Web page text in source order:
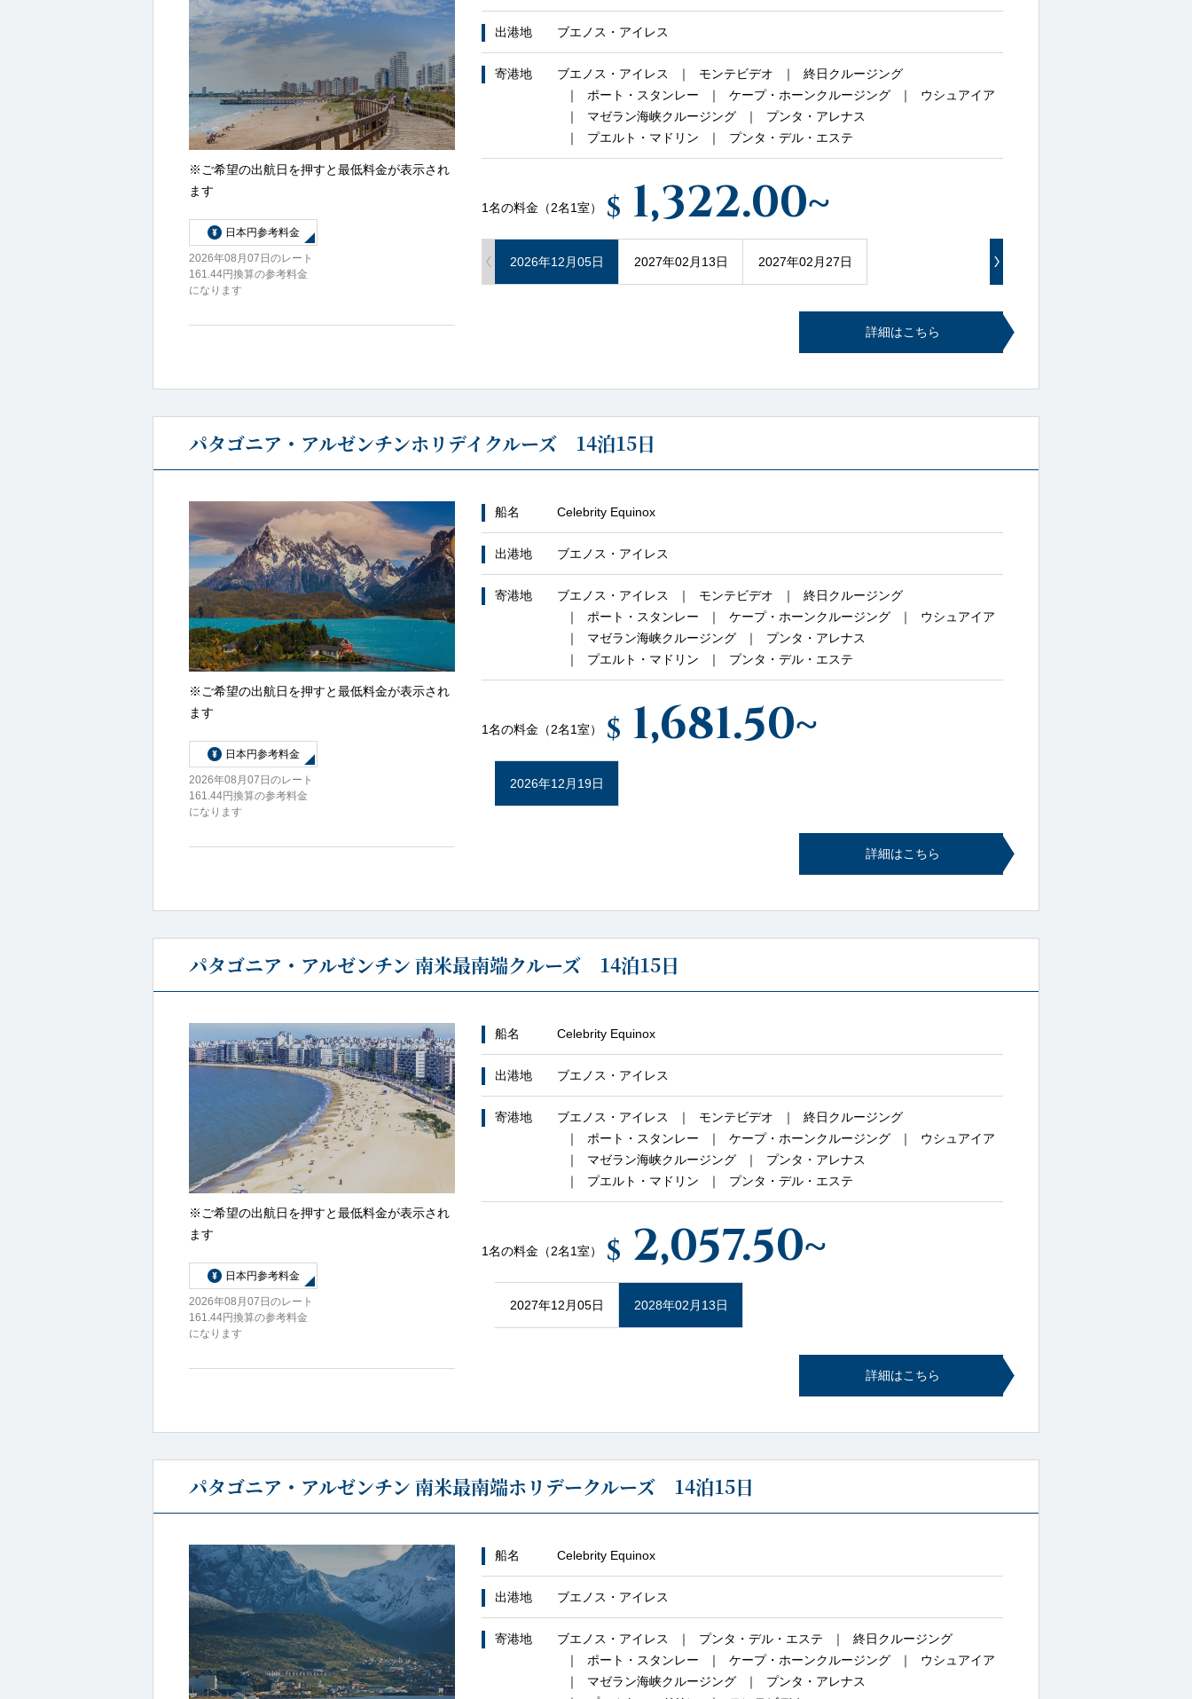
出港地 ブエノス・アイレス
寄港地 ブエノス・アイレス モンテビデオ
終日クルージング
ポート・スタンレー
ケープ・ホーンクルージング
ウシュアイア
マゼラン海峡クルージング
プンタ・アレナス
プエルト・マドリン
プンタ・デル・エステ
1名の料金（2名1室） $ 1,322.00~
2026年12月05日 2027年02月13日 2027年02月27日
詳細はこちら
※ご希望の出航日を押すと最低料金が表示され
ます
日本円参考料金
2026年08月07日のレート
161.44円換算の参考料金
になります
パタゴニア・アルゼンチンホリデイクルーズ 14泊15日
船名 Celebrity Equinox
出港地 ブエノス・アイレス
寄港地 ブエノス・アイレス モンテビデオ
終日クルージング
ポート・スタンレー
ケープ・ホーンクルージング
ウシュアイア
マゼラン海峡クルージング
プンタ・アレナス
プエルト・マドリン
プンタ・デル・エステ
1名の料金（2名1室） $ 1,681.50~
2026年12月19日
詳細はこちら
※ご希望の出航日を押すと最低料金が表示され
ます
日本円参考料金
2026年08月07日のレート
161.44円換算の参考料金
になります
パタゴニア・アルゼンチン 南米最南端クルーズ 14泊15日
船名 Celebrity Equinox
出港地 ブエノス・アイレス
寄港地 ブエノス・アイレス モンテビデオ
終日クルージング
ポート・スタンレー
ケープ・ホーンクルージング
ウシュアイア
マゼラン海峡クルージング
プンタ・アレナス
プエルト・マドリン
プンタ・デル・エステ
1名の料金（2名1室） $ 2,057.50~
2027年12月05日 2028年02月13日
詳細はこちら
※ご希望の出航日を押すと最低料金が表示され
ます
日本円参考料金
2026年08月07日のレート
161.44円換算の参考料金
になります
パタゴニア・アルゼンチン 南米最南端ホリデークルーズ 14泊15日
船名 Celebrity Equinox
出港地 ブエノス・アイレス
寄港地 ブエノス・アイレス プンタ・デル・エステ
終日クルージング
ポート・スタンレー
ケープ・ホーンクルージング
ウシュアイア
マゼラン海峡クルージング
プンタ・アレナス